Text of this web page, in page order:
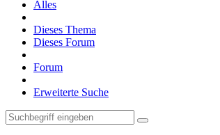
Alles
Dieses Thema
Dieses Forum
Forum
Erweiterte Suche